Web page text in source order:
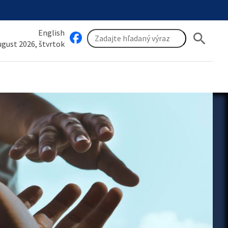
English
2026, štvrtok
search